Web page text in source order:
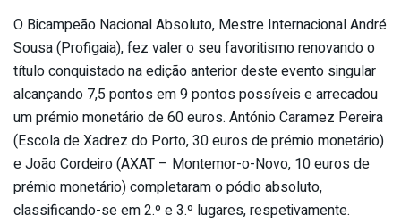
O Bicampeão Nacional Absoluto, Mestre Internacional André
Sousa (Profigaia), fez valer o seu favoritismo renovando o
título conquistado na edição anterior deste evento singular
alcançando 7,5 pontos em 9 pontos possíveis e arrecadou
um prémio monetário de 60 euros. António Caramez Pereira
(Escola de Xadrez do Porto, 30 euros de prémio monetário)
e João Cordeiro (AXAT – Montemor-o-Novo, 10 euros de
prémio monetário) completaram o pódio absoluto,
classificando-se em 2.º e 3.º lugares, respetivamente.